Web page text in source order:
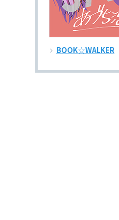
BOOK☆WALKER